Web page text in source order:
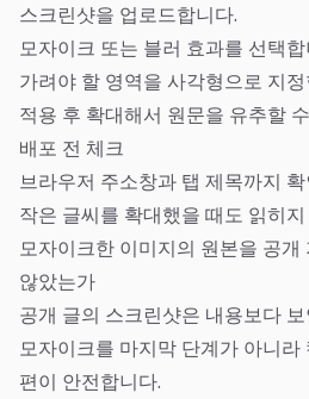
스크린샷을 업로드합니다.
모자이크 또는 블러 효과를 선택합
가려야 할 영역을 사각형으로 지
적용 후 확대해서 원문을 유추할
배포 전 체크
브라우저 주소창과 탭 제목까지
작은 글씨를 확대했을 때도 읽히
모자이크한 이미지의 원본을 공개
않았는가
공개 글의 스크린샷은 내용보다
모자이크를 마지막 단계가 아니
편이 안전합니다.